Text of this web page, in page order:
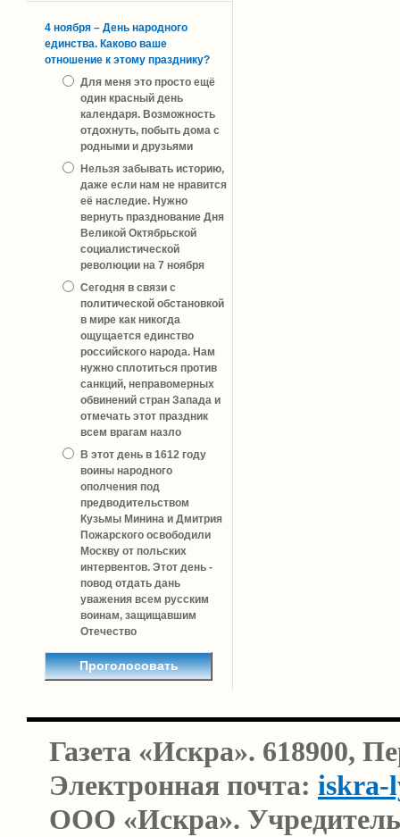
4 ноября – День народного
единства. Каково ваше
отношение к этому празднику?
Для меня это просто ещё
один красный день
календаря. Возможность
отдохнуть, побыть дома с
родными и друзьями
Нельзя забывать историю,
даже если нам не нравится
её наследие. Нужно
вернуть празднование Дня
Великой Октябрьской
социалистической
революции на 7 ноября
Сегодня в связи с
политической обстановкой
в мире как никогда
ощущается единство
российского народа. Нам
нужно сплотиться против
санкций, неправомерных
обвинений стран Запада и
отмечать этот праздник
всем врагам назло
В этот день в 1612 году
воины народного
ополчения под
предводительством
Кузьмы Минина и Дмитрия
Пожарского освободили
Москву от польских
интервентов. Этот день -
повод отдать дань
уважения всем русским
воинам, защищавшим
Отечество
Газета «Искра». 618900,
Электронная почта: iskra-
ООО «Искра».